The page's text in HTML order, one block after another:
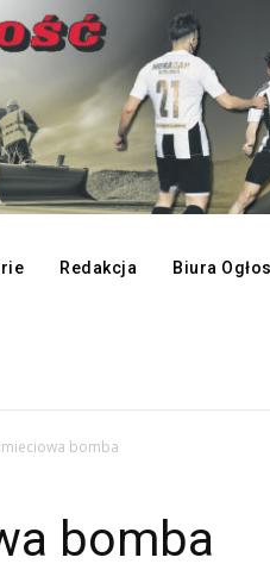
Redakcja Biura
bomba
bomba